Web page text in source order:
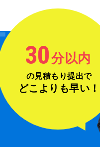
30分以内
の見積もり提出で
どこよりも早い！